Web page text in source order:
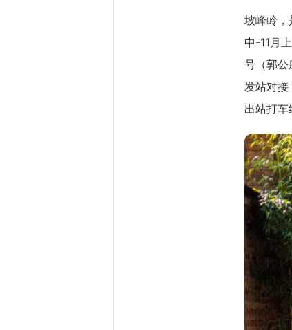
坡峰岭，
中-11月
号（郭
发站对接
出站打